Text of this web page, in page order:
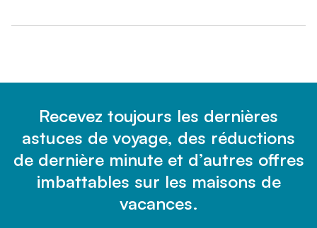
Recevez toujours les dernières
astuces de voyage, des réductions
de dernière minute et d’autres offres
imbattables sur les maisons de
vacances.